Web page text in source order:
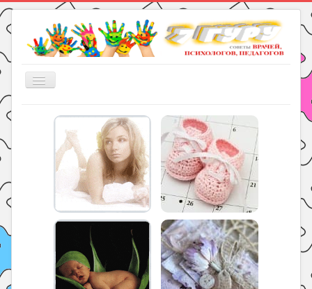
Включить/
Главная
Рукоделие
Подготовка к школе
Уроки
Праздники
Психология